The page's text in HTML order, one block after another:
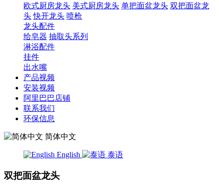
欧式厨房龙头 美式厨房龙头 单把面盆龙头 双把面盆龙
头 快开龙头 喷枪
龙头配件
给皂器 抽取头系列
淋浴配件
挂件
出水嘴
产品视频
安装视频
阿里巴巴店铺
联系我们
环保信息
简体中文
English 泰语
双把面盆龙头